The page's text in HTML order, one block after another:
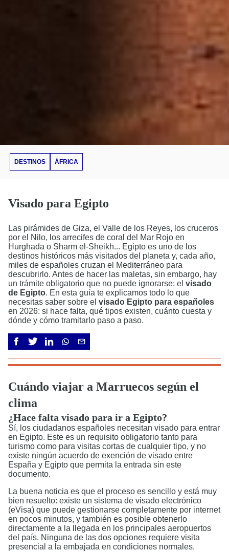
DESTINOS ÁFRICA
Visado para Egipto
Las pirámides de Giza, el Valle de los Reyes, los cruceros
por el Nilo, los arrecifes de coral del Mar Rojo en
Hurghada o Sharm el-Sheikh... Egipto es uno de los
destinos históricos más visitados del planeta y, cada año,
miles de españoles cruzan el Mediterráneo para
descubrirlo. Antes de hacer las maletas, sin embargo, hay
un trámite obligatorio que no puede ignorarse: el visado
de Egipto. En esta guía te explicamos todo lo que
necesitas saber sobre el visado Egipto para españoles
en 2026: si hace falta, qué tipos existen, cuánto cuesta y
dónde y cómo tramitarlo paso a paso.
Cuándo viajar a Marruecos según el
clima
¿Hace falta visado para ir a Egipto?
Sí, los ciudadanos españoles necesitan visado para entrar
en Egipto. Este es un requisito obligatorio tanto para
turismo como para visitas cortas de cualquier tipo, y no
existe ningún acuerdo de exención de visado entre
España y Egipto que permita la entrada sin este
documento.
La buena noticia es que el proceso es sencillo y está muy
bien resuelto: existe un sistema de visado electrónico
(eVisa) que puede gestionarse completamente por internet
en pocos minutos, y también es posible obtenerlo
directamente a la llegada en los principales aeropuertos
del país. Ninguna de las dos opciones requiere visita
presencial a la embajada en condiciones normales.